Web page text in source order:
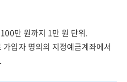
만 원까지 1만 원 단위.
입자 명의의 지정예금계좌에서